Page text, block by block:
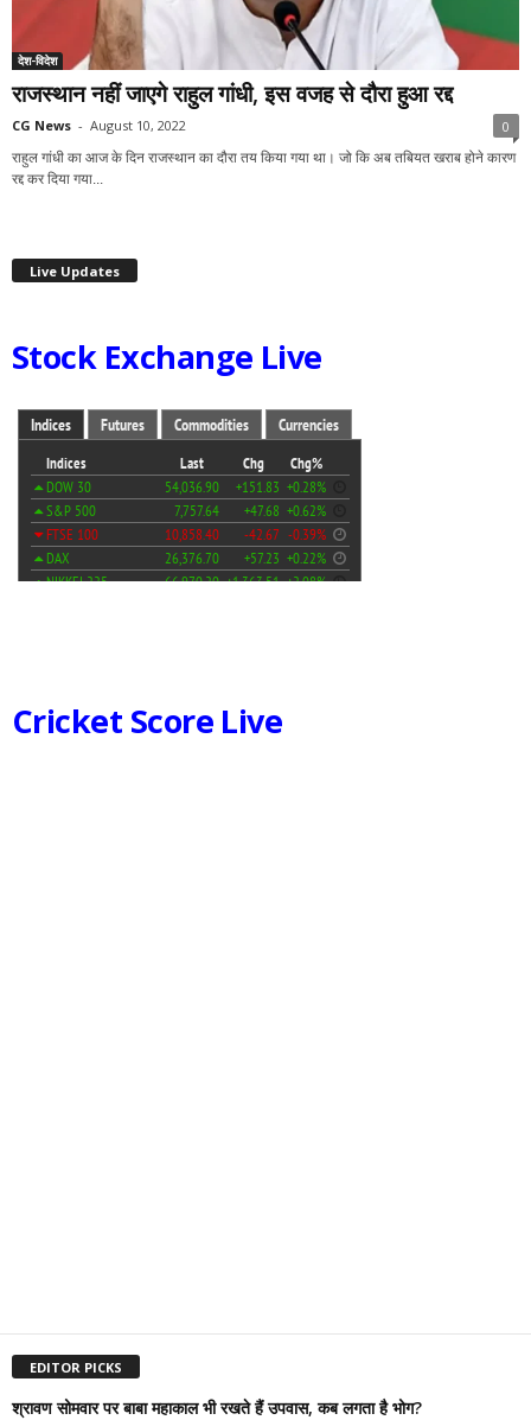
देश-विदेश
राजस्थान नहीं जाएगे राहुल गांधी, इस वजह से दौरा हुआ रद्द
CG News - August 10, 2022 0
राहुल गांधी का आज के दिन राजस्थान का दौरा तय किया गया था। जो कि अब तबियत खराब होने कारण
रद्द कर दिया गया...
Live Updates
Stock Exchange Live
Cricket Score Live
EDITOR PICKS
श्रावण सोमवार पर बाबा महाकाल भी रखते हैं उपवास, कब लगता है भोग?